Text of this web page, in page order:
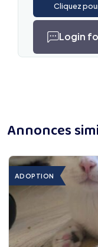
Cliquez
Login
Annonces
ADOPTION